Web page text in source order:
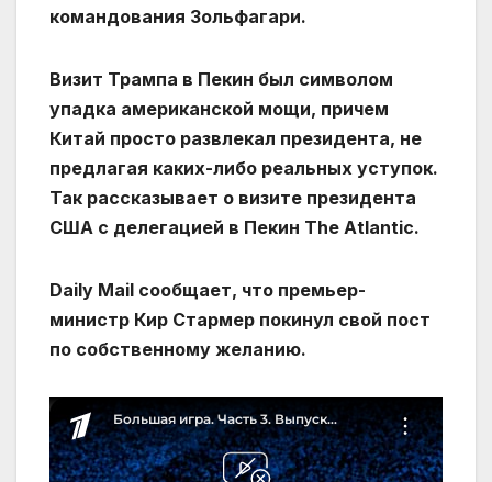
командования Зольфагари.
Визит Трампа в Пекин был символом
упадка американской мощи, причем
Китай просто развлекал президента, не
предлагая каких-либо реальных уступок.
Так рассказывает о визите президента
США с делегацией в Пекин The Atlantic.
Daily Mail сообщает, что премьер-
министр Кир Стармер покинул свой пост
по собственному желанию.